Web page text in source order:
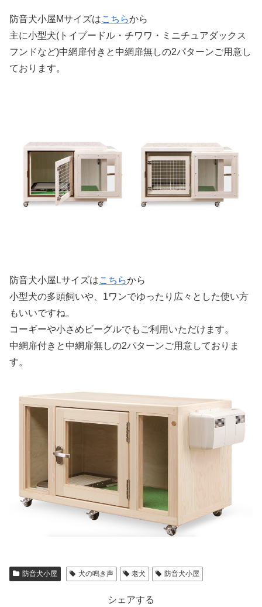
防音犬小屋Mサイズはこちらから
主に小型犬(トイプードル・チワワ・ミニチュアダックス
フンドなど)中網扉付きと中網扉無しの2パターンご用意し
ております。
防音犬小屋Lサイズはこ ちらから
小型犬の多頭飼いや、1ワンでゆったり広々とした使い方
もいいですね。
コーギーや小さめビーグルでもご利用いただけます。
中網扉付きと中網扉無しの2パターンご用意しておりま
す。
防音犬小屋 犬の鳴き声 老犬 防音犬小屋
シェアする